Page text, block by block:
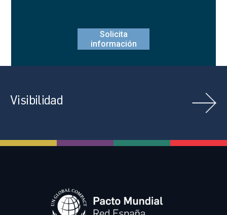
Solicita
información
Visibilidad